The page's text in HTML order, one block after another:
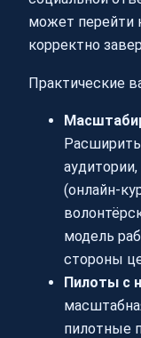
может перейти
корректно
Практические
(онлайн-
модель
стороны
Пилоты с
пилотные